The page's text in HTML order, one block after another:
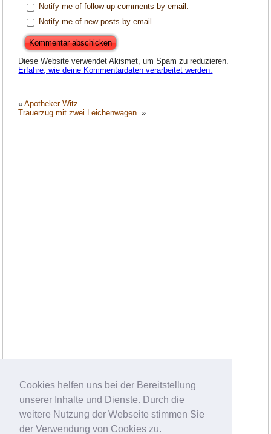
Cookies helfen uns bei der Bereitstellung
unserer Inhalte und Dienste. Durch die
weitere Nutzung der Webseite stimmen Sie
der Verwendung von Cookies zu.
Notify me of follow-up comments by email.
Notify me of new posts by email.
Diese Website verwendet Akismet, um Spam zu reduzieren.
Erfahre, wie deine Kommentardaten verarbeitet werden.
«Apotheker Witz
Trauerzug mit zwei Leichenwagen. »